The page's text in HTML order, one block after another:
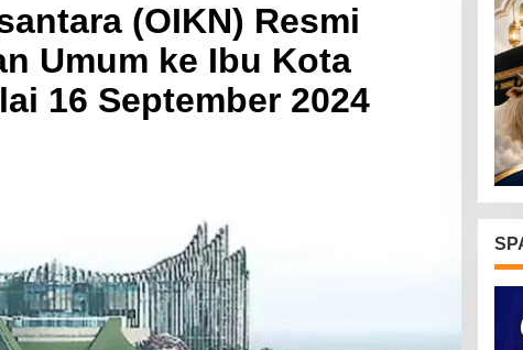
(OIKN) Resmi
Umum ke Ibu Kota
16 September 2024